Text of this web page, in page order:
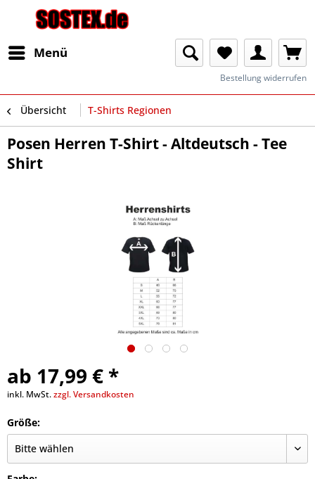
Menü
Bestellung widerrufen
Übersicht T-Shirts Regionen
Posen Herren T-Shirt - Altdeutsch - Tee
Shirt
ab 17,99 € *
inkl. MwSt.zzgl. Versandkosten
Größe: